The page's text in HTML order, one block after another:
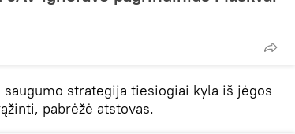
strategija tiesiogiai kyla iš jėgos
pabrėžė atstovas.